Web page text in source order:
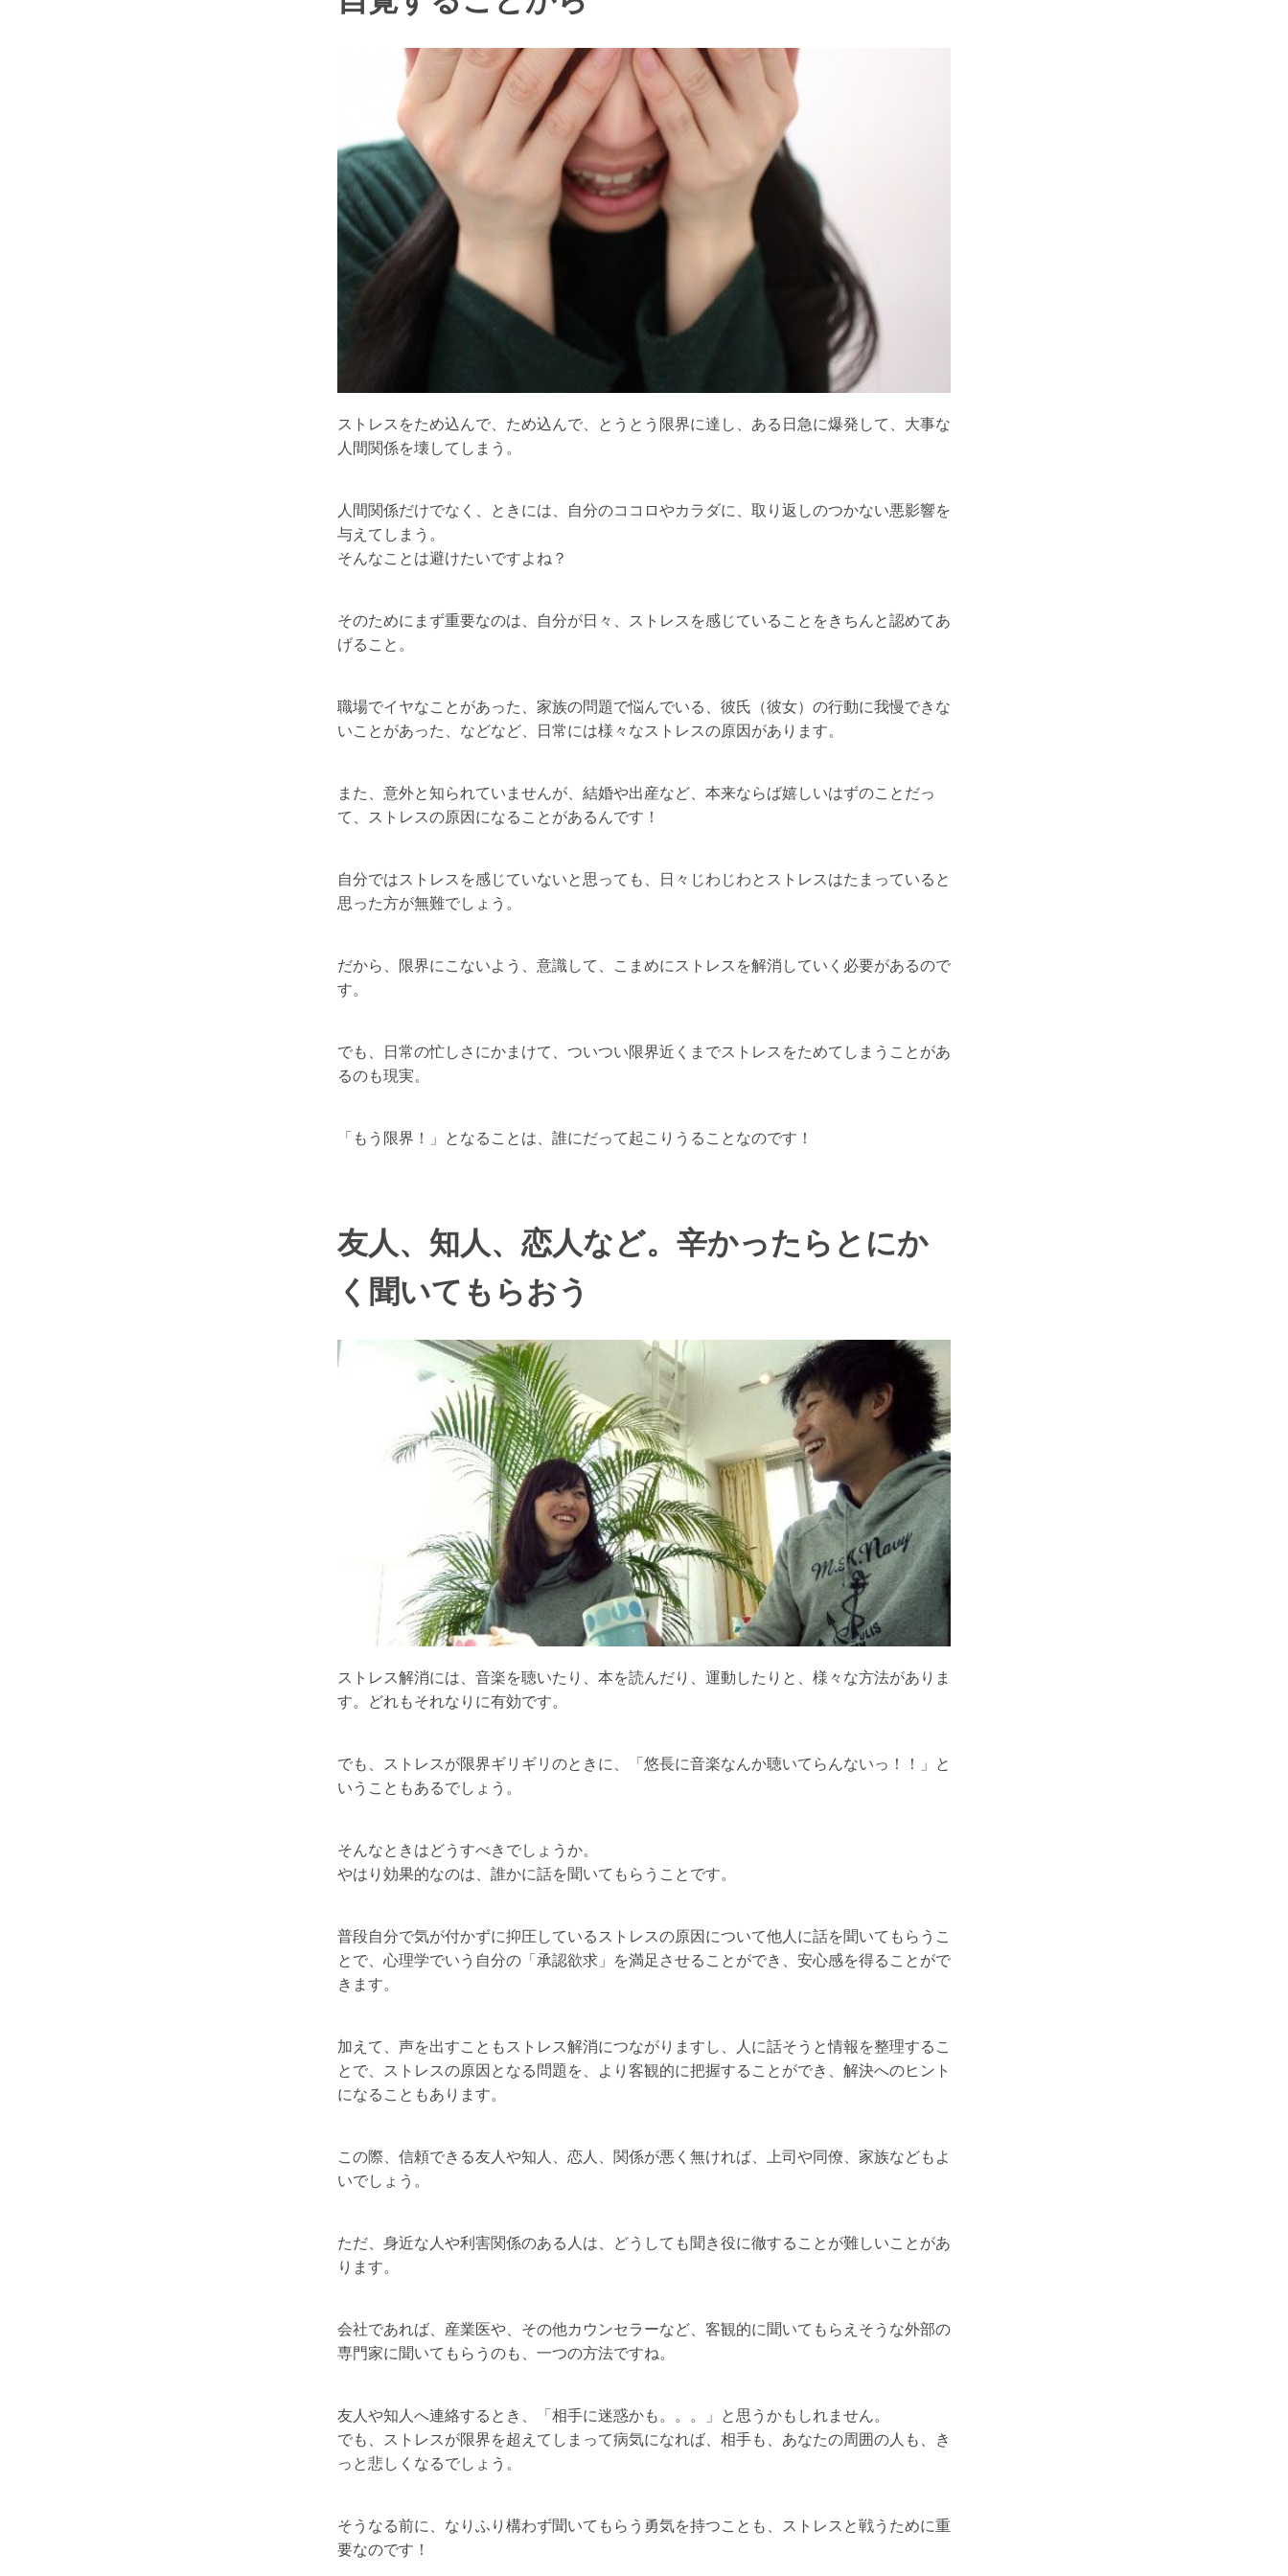
ストレスをため込んで、ため込んで、とうとう限界に達し、ある日急に爆発して、大事な
人間関係を壊してしまう。
人間関係だけでなく、ときには、自分のココロやカラダに、取り返しのつかない悪影響を
与えてしまう。
そんなことは避けたいですよね？
そのためにまず重要なのは、自分が日々、ストレスを感じていることをきちんと認めてあ
げること。
職場でイヤなことがあった、家族の問題で悩んでいる、彼氏（彼女）の行動に我慢できな
いことがあった、などなど、日常には様々なストレスの原因があります。
また、意外と知られていませんが、結婚や出産など、本来ならば嬉しいはずのことだっ
て、ストレスの原因になることがあるんです！
自分ではストレスを感じていないと思っても、日々じわじわとストレスはたまっていると
思った方が無難でしょう。
だから、限界にこないよう、意識して、こまめにストレスを解消していく必要があるので
す。
でも、日常の忙しさにかまけて、ついつい限界近くまでストレスをためてしまうことがあ
るのも現実。
「もう限界！」となることは、誰にだって起こりうることなのです！
友人、知人、恋人など。辛かったらとにか
く聞いてもらおう
ストレス解消には、音楽を聴いたり、本を読んだり、運動したりと、様々な方法がありま
す。どれもそれなりに有効です。
でも、ストレスが限界ギリギリのときに、「悠長に音楽なんか聴いてらんないっ！！」と
いうこともあるでしょう。
そんなときはどうすべきでしょうか。
やはり効果的なのは、誰かに話を聞いてもらうことです。
普段自分で気が付かずに抑圧しているストレスの原因について他人に話を聞いてもらうこ
とで、心理学でいう自分の「承認欲求」を満足させることができ、安心感を得ることがで
きます。
加えて、声を出すこともストレス解消につながりますし、人に話そうと情報を整理するこ
とで、ストレスの原因となる問題を、より客観的に把握することができ、解決へのヒント
になることもあります。
この際、信頼できる友人や知人、恋人、関係が悪く無ければ、上司や同僚、家族などもよ
いでしょう。
ただ、身近な人や利害関係のある人は、どうしても聞き役に徹することが難しいことがあ
ります。
会社であれば、産業医や、その他カウンセラーなど、客観的に聞いてもらえそうな外部の
専門家に聞いてもらうのも、一つの方法ですね。
友人や知人へ連絡するとき、「相手に迷惑かも。。。」と思うかもしれません。
でも、ストレスが限界を超えてしまって病気になれば、相手も、あなたの周囲の人も、き
っと悲しくなるでしょう。
そうなる前に、なりふり構わず聞いてもらう勇気を持つことも、ストレスと戦うために重
要なのです！